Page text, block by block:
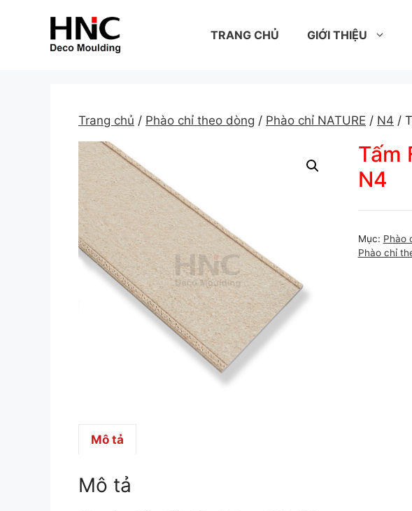
TRANG CHỦ GIỚI THIỆU
Trang chủ / Phào chỉ theo dòng / Phào chỉ NATURE / N4 /
Tấm
N4
Mục: Phào
Phào chỉ
Mô tả
Mô tả